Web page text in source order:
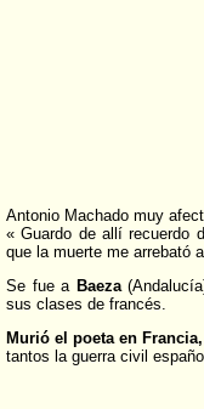
Antonio Machado muy
« Guardo de allí recuerdo
que la muerte me arrebató
Se fue a Baeza
sus clases de francés.
Murió el poeta en
tantos la guerra civil